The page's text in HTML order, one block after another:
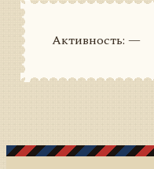
Активность: —